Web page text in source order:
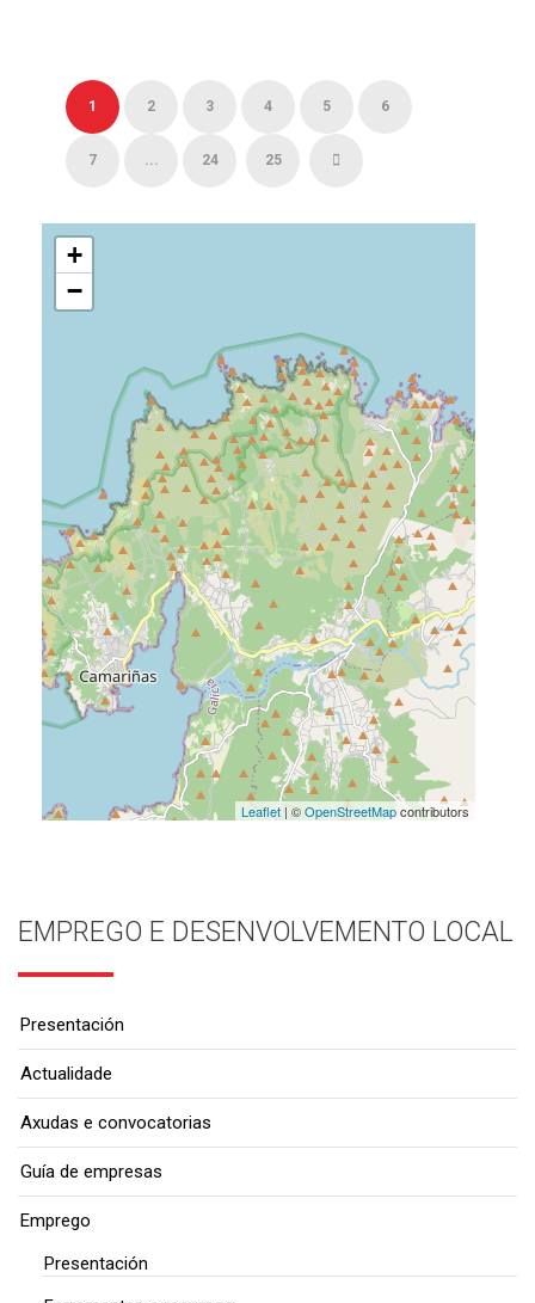
1 2 3 4 5 6
7 ... 24 25
+
−
Leaflet| ©OpenStreetMapcontributors
EMPREGO E DESENVOLVEMENTO LOCAL
Presentación
Actualidade
Axudas e convocatorias
Guía de empresas
Emprego
Presentación